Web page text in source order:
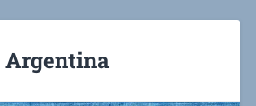
Argentina